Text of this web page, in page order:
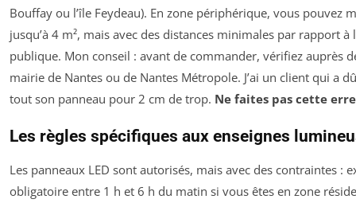
Bouffay ou l’île Feydeau). En zone périphérique, vous pouvez
jusqu’à 4 m², mais avec des distances minimales par rapport à
publique. Mon conseil : avant de commander, vérifiez auprès
mairie de Nantes ou de Nantes Métropole. J’ai un client qui a
tout son panneau pour 2 cm de trop. Ne faites pas cette
Les règles spécifiques aux enseignes
Les panneaux LED sont autorisés, mais avec des contraintes :
obligatoire entre 1 h et 6 h du matin si vous êtes en zone